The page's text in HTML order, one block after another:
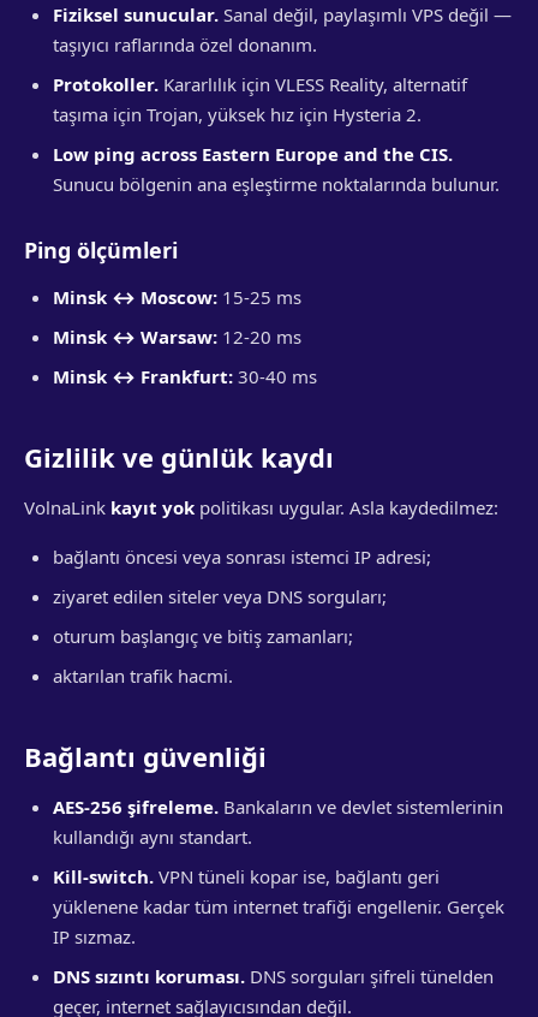
Fiziksel sunucular. Sanal değil, paylaşımlı VPS değil —
taşıyıcı raflarında özel donanım.
Protokoller. Kararlılık için VLESS Reality, alternatif
taşıma için Trojan, yüksek hız için Hysteria 2.
Low ping across Eastern Europe and the CIS.
Sunucu bölgenin ana eşleştirme noktalarında bulunur.
Ping ölçümleri
Minsk ↔ Moscow: 15-25 ms
Minsk ↔ Warsaw: 12-20 ms
Minsk ↔ Frankfurt: 30-40 ms
Gizlilik ve günlük kaydı
VolnaLink kayıt yok politikası uygular. Asla kaydedilmez:
bağlantı öncesi veya sonrası istemci IP adresi;
ziyaret edilen siteler veya DNS sorguları;
oturum başlangıç ve bitiş zamanları;
aktarılan trafik hacmi.
Bağlantı güvenliği
AES-256 şifreleme. Bankaların ve devlet sistemlerinin
kullandığı aynı standart.
Kill-switch. VPN tüneli kopar ise, bağlantı geri
yüklenene kadar tüm internet trafiği engellenir. Gerçek
IP sızmaz.
DNS sızıntı koruması. DNS sorguları şifreli tünelden
geçer, internet sağlayıcısından değil.